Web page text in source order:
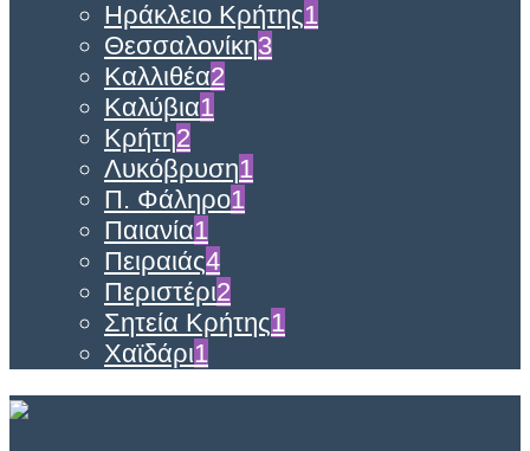
Ηράκλειο Κρήτης1
Θεσσαλονίκη3
Καλλιθέα2
Καλύβια1
Κρήτη2
Λυκόβρυση1
Π. Φάληρο1
Παιανία1
Πειραιάς4
Περιστέρι2
Σητεία Κρήτης1
Χαϊδάρι1